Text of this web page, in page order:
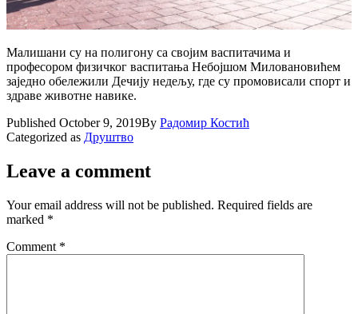
Малишани су на полигону са својим васпитачима и
професором физичког васпитања Небојшом Миловановићем
заједно обележили Дечију недељу, где су промовисали спорт и
здраве животне навике.
Published October 9, 2019By Радомир Костић
Categorized as Друштво
Leave a comment
Your email address will not be published. Required fields are
marked *
Comment *